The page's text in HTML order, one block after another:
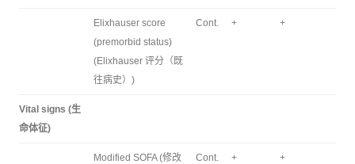
Elixhauser score
(premorbid status)
(Elixhauser 评分（既
往病史）)
Cont. + +
Vital signs (生
命体征)
Modified SOFA (修改
Cont. + +